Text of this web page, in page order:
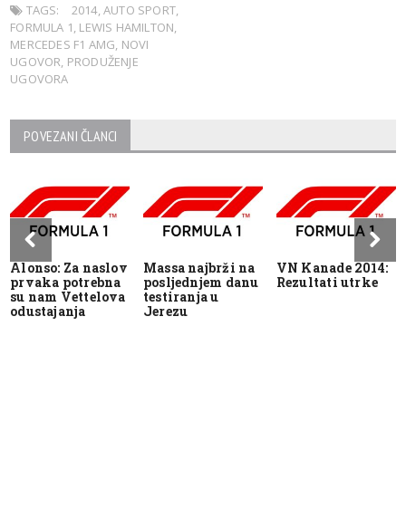
TAGS:
2014,AUTO SPORT,
FORMULA 1, LEWIS HAMILTON,
MERCEDES F1 AMG, NOVI
UGOVOR, PRODUŽENJE
UGOVORA
POVEZANI ČLANCI
Alonso: Za naslov
prvaka potrebna
su nam Vettelova
odustajanja
Massa najbrži na
posljednjem danu
testiranja u
Jerezu
VN Kanade 2014:
Rezultati utrke